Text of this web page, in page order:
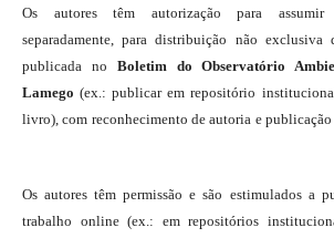
Os autores têm autorização para assumir
separadamente, para distribuição não
publicada no Boletim do Observatório
Lamego (ex.: publicar em repositório
livro), com reconhecimento de autoria e
Os autores têm permissão e são estimulados a
trabalho online (ex.: em repositórios